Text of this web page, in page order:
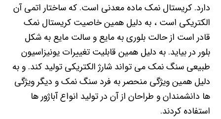
دارد. کریستال نمک ماده معدنی است. که ساختار اتمی آن
الکتریکی است ، به دلیل همین خاصیت کریستال نمک
قادر است از حالت بلوری به مایع و سالت مایع به شکل
بلور در بیاید. به دلیل همین قابلیت تغییرات یونیزاسیون
طبیعی سنگ نمک می تواند شارژ الکتریکی تولید کند. و به
دلیل همین ویژگی منحصر به فرد سنگ نمک و دیگر ویژگی
ها دانشمندان و طراحان از آن در تولید انواع آباژور ها
استفاده کردند.